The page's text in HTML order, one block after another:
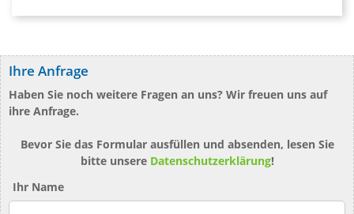
Ihre Anfrage
Haben Sie noch weitere Fragen an uns? Wir freuen uns auf
ihre Anfrage.
Bevor Sie das Formular ausfüllen und absenden, lesen Sie
bitte unsere Datenschutzerklärung!
Ihr Name